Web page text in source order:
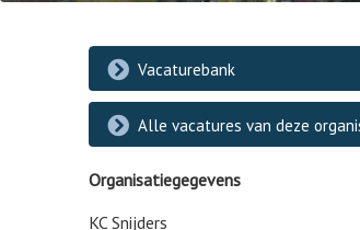
Vacaturebank
Alle vacatures van deze
Organisatiegegevens
KC Snijders